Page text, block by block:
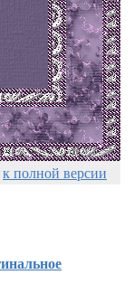
к полной версии